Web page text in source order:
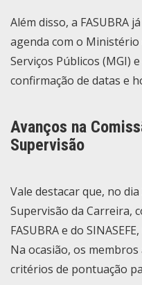
Além disso, a FASUBRA
agenda com o Ministério
Serviços Públicos (MGI)
confirmação de datas e
Avanços na
Supervisão
Vale destacar que, no
Supervisão da Carreira,
FASUBRA e do
Na ocasião, os
critérios de pontuação